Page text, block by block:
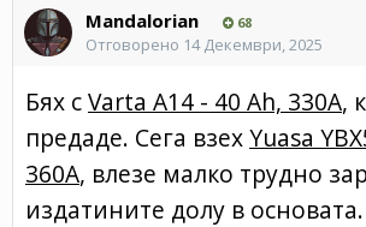
Mandalorian 68
Отговорено 14 Декември, 2025
Бях сVarta A14 - 40 Ah, 330A,
предаде. Сега взехYuasa
360A, влезе малко трудно
издатините долу в